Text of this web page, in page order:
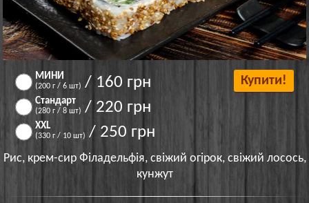
МИНИ
(200 г / 6 шт) / 160 грн
Стандарт
(280 г / 8 шт) / 220 грн
XXL
(330 г / 10 шт) / 250 грн
Купити!
Рис, крем-сир Філадельфія, свіжий огірок, свіжий лосось,
кунжут